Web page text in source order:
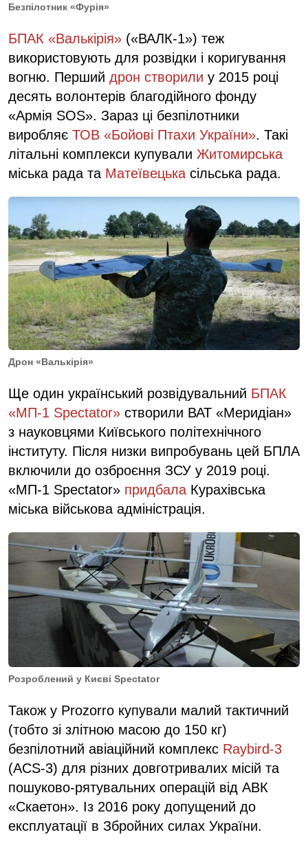
Безпілотник «Фурія»
БПАК «Валькірія» («ВАЛК-1») теж
використовують для розвідки і коригування
вогню. Перший дрон створили у 2015 році
десять волонтерів благодійного фонду
«Армія SOS». Зараз ці безпілотники
виробляє ТОВ «Бойові Птахи України». Такі
літальні комплекси купували Житомирська
міська рада та Матеївецька сільська рада.
Дрон «Валькірія»
Ще один український розвідувальний БПАК
«МП-1 Spectator» створили ВАТ «Меридіан»
з науковцями Київського політехнічного
інституту. Після низки випробувань цей БПЛА
включили до озброєння ЗСУ у 2019 році.
«МП-1 Spectator» придбала Курахівська
міська військова адміністрація.
Розроблений у Києві Spectator
Також у Prozorro купували малий тактичний
(тобто зі злітною масою до 150 кг)
безпілотний авіаційний комплекс Raybird-3
(ACS-3) для різних довготривалих місій та
пошуково-рятувальних операцій від АВК
«Скаетон». Із 2016 року допущений до
експлуатації в Збройних силах України.